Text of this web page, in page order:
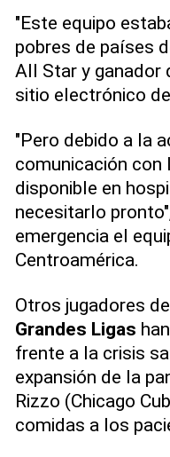
"Este equipo
pobres de países
All Star y ganador
sitio electrónico
"Pero debido a la
comunicación con
disponible en
necesitarlo
emergencia el
Centroamérica.
Otros jugadores
Grandes Ligas
frente a la crisis
expansión de la
Rizzo (Chicago
comidas a los